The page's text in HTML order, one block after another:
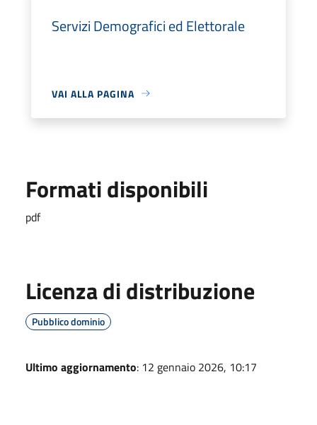
Servizi Demografici ed Elettorale
VAI ALLA PAGINA
Formati disponibili
pdf
Licenza di distribuzione
Pubblico dominio
Ultimo aggiornamento: 12 gennaio 2026, 10:17